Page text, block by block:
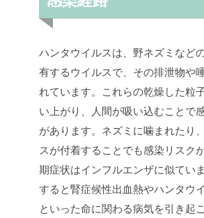
ハンタウイルスは、野ネズミなど
有するウイルスで、その排泄物や
れています。これらの乾燥した粒
い上がり、人間が吸い込むことで
があります。ネズミに噛まれたり
スが付着することでも感染リスク
期症状はインフルエンザに似てい
すると腎症候性出血熱やハンタウ
といった命に関わる病気を引き起